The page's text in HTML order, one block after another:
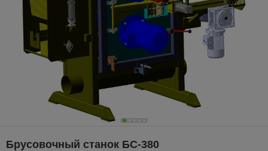
Брусовочный станок БС-380